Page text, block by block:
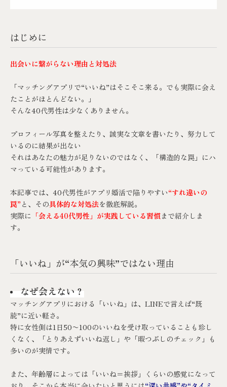
はじめに
出会いに繋がらない理由と対処法
「マッチングアプリで“いいね”はそこそこ来る。でも実際に会え
たことがほとんどない。」
そんな40代男性は少なくありません。
プロフィール写真を整えたり、誠実な文章を書いたり、努力して
いるのに結果が出ない
それはあなたの魅力が足りないのではなく、「構造的な罠」にハ
マっている可能性があります。
本記事では、40代男性がアプリ婚活で陥りやすい“すれ違いの
罠”と、その具体的な対処法を徹底解説。
実際に 「会える40代男性」が実践している習慣まで紹介しま
す。
「いいね」が“本気の興味”ではない理由
なぜ会えない？
マッチングアプリにおける「いいね」は、LINEで言えば“既
読”に近い軽さ。
特に女性側は1日50〜100のいいねを受け取っていることも珍し
くなく、「とりあえずいいね返し」や「暇つぶしのチェック」も
多いのが実情です。
また、年齢層によっては「いいね＝挨拶」くらいの感覚になって